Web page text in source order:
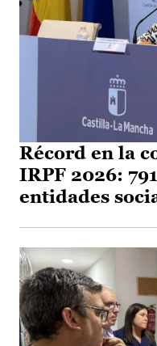
Récord en la
IRPF 2026:
entidades